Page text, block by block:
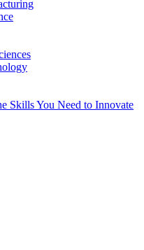
Skills You Need to Innovate